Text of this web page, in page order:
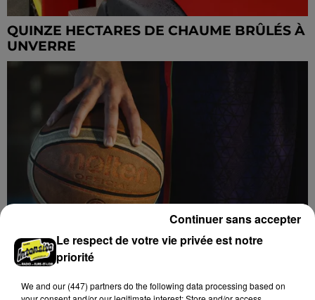
QUINZE HECTARES DE CHAUME BRÛLÉS À
UNVERRE
Le respect de votre vie privée est notre
priorité
We and our (447) partnersdo the following data processing based on
Continuer sans accepter